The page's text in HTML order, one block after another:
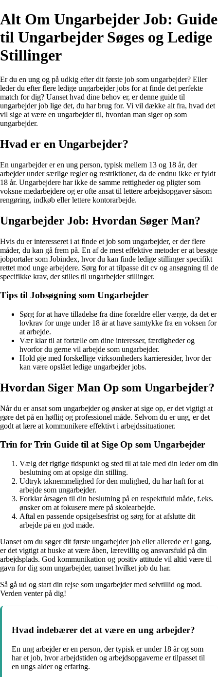
Alt Om Ungarbejder Job: Guide
til Ungarbejder Søges og Ledige
Stillinger
Er du en ung og på udkig efter dit første job som ungarbejder? Eller
leder du efter flere ledige ungarbejder jobs for at finde det perfekte
match for dig? Uanset hvad dine behov er, er denne guide til
ungarbejder job lige det, du har brug for. Vi vil dække alt fra, hvad det
vil sige at være en ungarbejder til, hvordan man siger op som
ungarbejder.
Hvad er en Ungarbejder?
En ungarbejder er en ung person, typisk mellem 13 og 18 år, der
arbejder under særlige regler og restriktioner, da de endnu ikke er fyldt
18 år. Ungarbejdere har ikke de samme rettigheder og pligter som
voksne medarbejdere og er ofte ansat til lettere arbejdsopgaver såsom
rengøring, indkøb eller lettere kontorarbejde.
Ungarbejder Job: Hvordan Søger Man?
Hvis du er interesseret i at finde et job som ungarbejder, er der flere
måder, du kan gå frem på. En af de mest effektive metoder er at besøge
jobportaler som Jobindex, hvor du kan finde ledige stillinger specifikt
rettet mod unge arbejdere. Sørg for at tilpasse dit cv og ansøgning til de
specifikke krav, der stilles til ungarbejder stillinger.
Tips til Jobsøgning som Ungarbejder
Sørg for at have tilladelse fra dine forældre eller værge, da det er
lovkrav for unge under 18 år at have samtykke fra en voksen for
at arbejde.
Vær klar til at fortælle om dine interesser, færdigheder og
hvorfor du gerne vil arbejde som ungarbejder.
Hold øje med forskellige virksomheders karrieresider, hvor der
kan være opslået ledige ungarbejder jobs.
Hvordan Siger Man Op som Ungarbejder?
Når du er ansat som ungarbejder og ønsker at sige op, er det vigtigt at
gøre det på en høflig og professionel måde. Selvom du er ung, er det
godt at lære at kommunikere effektivt i arbejdssituationer.
Trin for Trin Guide til at Sige Op som Ungarbejder
Vælg det rigtige tidspunkt og sted til at tale med din leder om din
beslutning om at opsige din stilling.
Udtryk taknemmelighed for den mulighed, du har haft for at
arbejde som ungarbejder.
Forklar årsagen til din beslutning på en respektfuld måde, f.eks.
ønsker om at fokusere mere på skolearbejde.
Aftal en passende opsigelsesfrist og sørg for at afslutte dit
arbejde på en god måde.
Uanset om du søger dit første ungarbejder job eller allerede er i gang,
er det vigtigt at huske at være åben, lærevillig og ansvarsfuld på din
arbejdsplads. God kommunikation og positiv attitude vil altid være til
gavn for dig som ungarbejder, uanset hvilket job du har.
Så gå ud og start din rejse som ungarbejder med selvtillid og mod.
Verden venter på dig!
Hvad indebærer det at være en ung arbejder?
En ung arbejder er en person, der typisk er under 18 år og som
har et job, hvor arbejdstiden og arbejdsopgaverne er tilpasset til
en ungs alder og erfaring.